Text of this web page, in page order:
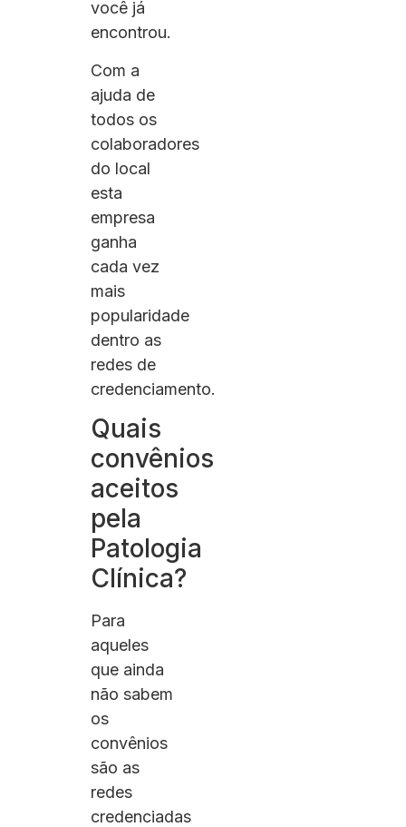
você já
encontrou.
Com a
ajuda de
todos os
colaboradores
do local
esta
empresa
ganha
cada vez
mais
popularidade
dentro as
redes de
credenciamento.
Quais
convênios
aceitos
pela
Patologia
Clínica?
Para
aqueles
que ainda
não sabem
os
convênios
são as
redes
credenciadas